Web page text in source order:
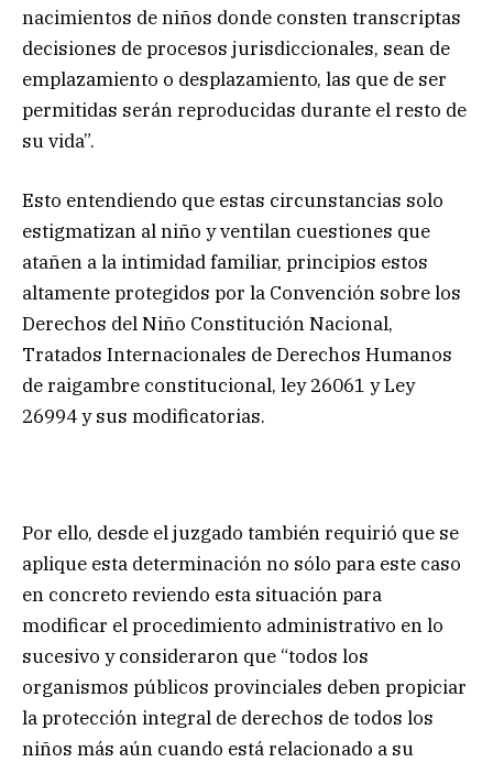
nacimientos de niños donde consten transcriptas
decisiones de procesos jurisdiccionales, sean de
emplazamiento o desplazamiento, las que de ser
permitidas serán reproducidas durante el resto de
su vida”.
Esto entendiendo que estas circunstancias solo
estigmatizan al niño y ventilan cuestiones que
atañen a la intimidad familiar, principios estos
altamente protegidos por la Convención sobre los
Derechos del Niño Constitución Nacional,
Tratados Internacionales de Derechos Humanos
de raigambre constitucional, ley 26061 y Ley
26994 y sus modificatorias.
Por ello, desde el juzgado también requirió que se
aplique esta determinación no sólo para este caso
en concreto reviendo esta situación para
modificar el procedimiento administrativo en lo
sucesivo y consideraron que “todos los
organismos públicos provinciales deben propiciar
la protección integral de derechos de todos los
niños más aún cuando está relacionado a su